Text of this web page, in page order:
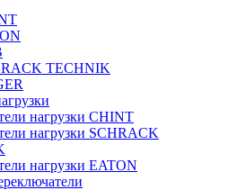
TECHNIK
нагрузки CHINT
нагрузки SCHRACK
нагрузки EATON